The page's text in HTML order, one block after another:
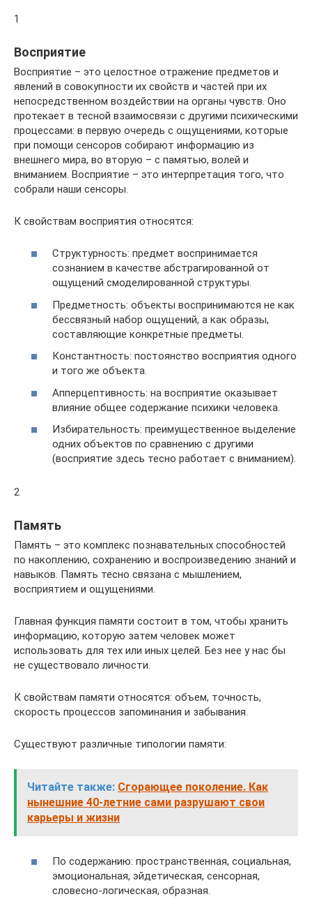
1
Восприятие
Восприятие – это целостное отражение предметов и
явлений в совокупности их свойств и частей при их
непосредственном воздействии на органы чувств. Оно
протекает в тесной взаимосвязи с другими психическими
процессами: в первую очередь с ощущениями, которые
при помощи сенсоров собирают информацию из
внешнего мира, во вторую – с памятью, волей и
вниманием. Восприятие – это интерпретация того, что
собрали наши сенсоры.
К свойствам восприятия относятся:
Структурность: предмет воспринимается
сознанием в качестве абстрагированной от
ощущений смоделированной структуры.
Предметность: объекты воспринимаются не как
бессвязный набор ощущений, а как образы,
составляющие конкретные предметы.
Константность: постоянство восприятия одного
и того же объекта.
Апперцептивность: на восприятие оказывает
влияние общее содержание психики человека.
Избирательность: преимущественное выделение
одних объектов по сравнению с другими
(восприятие здесь тесно работает с вниманием).
2
Память
Память – это комплекс познавательных способностей
по накоплению, сохранению и воспроизведению знаний и
навыков. Память тесно связана с мышлением,
восприятием и ощущениями.
Главная функция памяти состоит в том, чтобы хранить
информацию, которую затем человек может
использовать для тех или иных целей. Без нее у нас бы
не существовало личности.
К свойствам памяти относятся: объем, точность,
скорость процессов запоминания и забывания.
Существуют различные типологии памяти:
Читайте также: Сгорающее поколение. Как
нынешние 40-летние сами разрушают свои
карьеры и жизни
По содержанию: пространственная, социальная,
эмоциональная, эйдетическая, сенсорная,
словесно-логическая, образная.